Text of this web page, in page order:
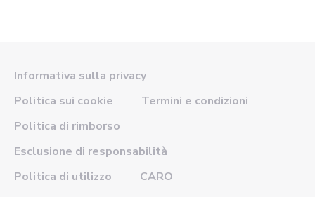
Informativa sulla privacy
Politica sui cookie
Termini e condizioni
Politica di rimborso
Esclusione di responsabilità
Politica di utilizzo
CARO